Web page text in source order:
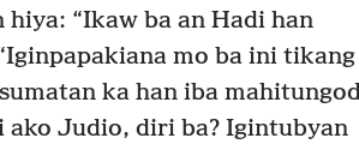
“Ikaw ba an Hadi han
mo ba ini tikang
ka han iba
Judio, diri ba? Igintubyan